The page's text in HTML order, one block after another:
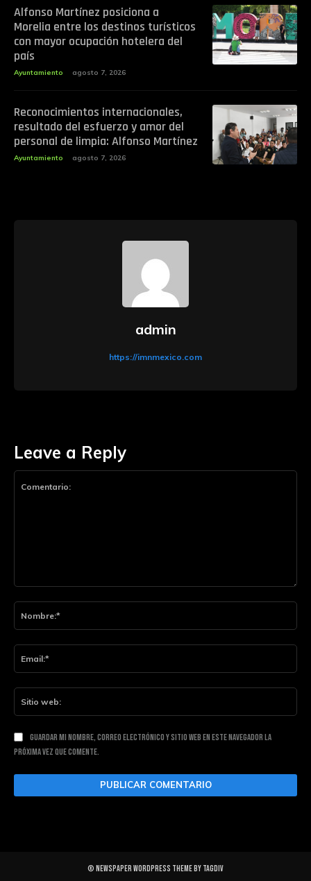
Alfonso Martínez posiciona a
Morelia entre los destinos turísticos
con mayor ocupación hotelera del
país
Ayuntamiento agosto 7, 2026
Reconocimientos internacionales,
resultado del esfuerzo y amor del
personal de limpia: Alfonso Martínez
Ayuntamiento agosto 7, 2026
Leave a Reply
Guardar mi nombre, correo electrónico y sitio web en este navegador la
próxima vez que comente.
admin
https://imnmexico.com
© Newspaper WordPress Theme by TagDiv